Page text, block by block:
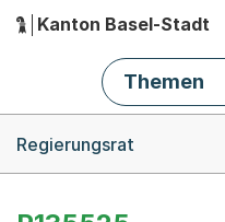
Hauptnavigation
Kanton Basel-Stadt
Themen
Regierungsrat